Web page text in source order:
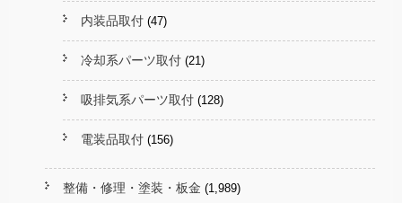
内装品取付 (47)
冷却系パーツ取付 (21)
吸排気系パーツ取付 (128)
電装品取付 (156)
整備・修理・塗装・板金 (1,989)